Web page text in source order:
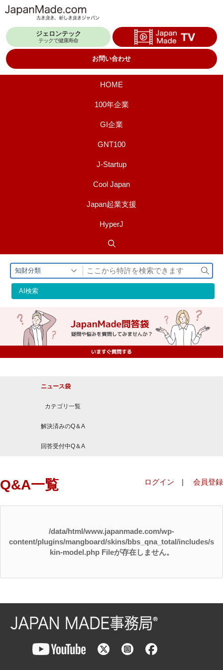
テ
ジェロンテック
テックで健康寿命
お問い合わせ
HOME
100年企業
GI企業
GNT100
J-Startup
Cool Japan
Japan起業支援
HyperJ
知財分類
検
索
AI検索
ニュース袋
カテゴリ一覧
解決済みのQ＆A
回答受付中Q＆A
Q&A一覧 ログイン | 会員登録
/data/html/www.japanmade.com/wp-
content/plugins/mangboard/skins/bbs_qna_total/includes/s
kin-model.php Fileが存在しません。